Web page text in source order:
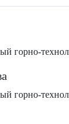
горно-
горно-